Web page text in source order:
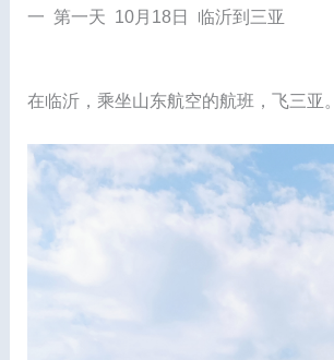
一 第一天 10月18日 临沂到三亚
在临沂，乘坐山东航空的航班，飞三亚。